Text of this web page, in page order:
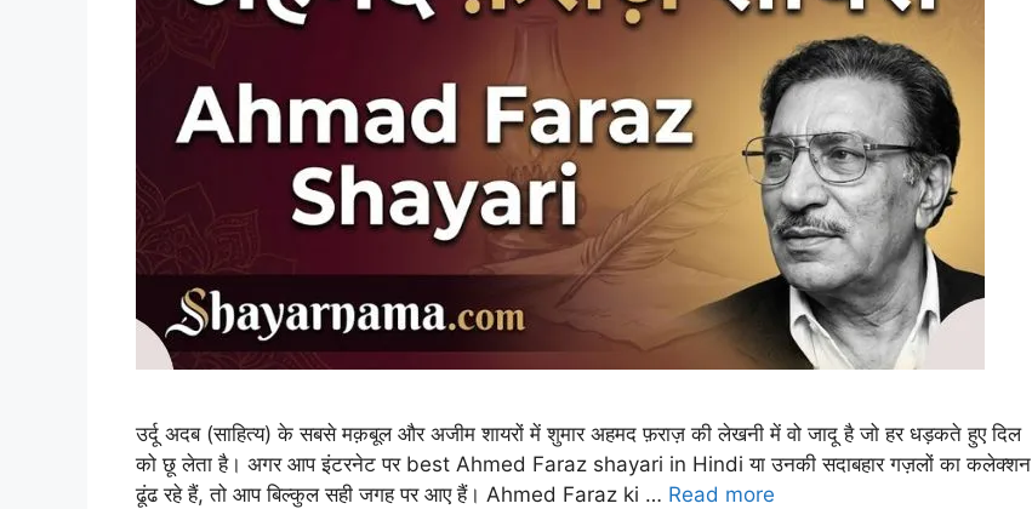
उर्दू अदब (साहित्य) के सबसे मक़बूल और अजीम शायरों में शुमार अहमद फ़राज़ की लेखनी में वो जादू है जो हर धड़कते हुए दिल
को छू लेता है। अगर आप इंटरनेट पर best Ahmed Faraz shayari in Hindi या उनकी सदाबहार गज़लों का कलेक्शन
ढूंढ रहे हैं, तो आप बिल्कुल सही जगह पर आए हैं। Ahmed Faraz ki … Read more